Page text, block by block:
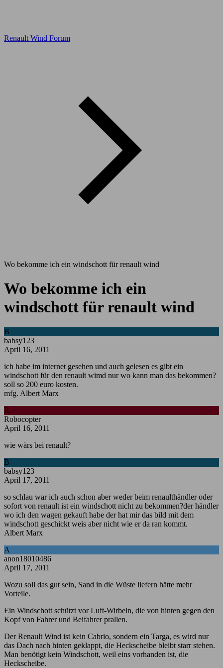
Renault Wind Forum
Wo bekomme ich ein windschott für renault wind
Wo bekomme ich ein
windschott für renault wind
B
babsy123
April 16, 2011
ich habe im internet gesehen und auch gelesen es gibt ein
windschott für den renault wimd nur wo kann man das bekommen?
soll so 200 euro kosten.
mfg. Albert Marx
R
Robocopter
April 16, 2011
wie wärs bei renault?
B
babsy123
April 17, 2011
so schlau war ich auch schon aber weder beim renaulthändler oder
sofort von renault ist ein windschott nicht zu bekommen?der händler
wo ich den wagen gekauft habe der hat mir das bild mit dem
windschott geschickt weis aber nicht wie er da ran kommt.
Albert Marx
A
anon18010486
April 17, 2011
Wozu soll das gut sein, Sand in die Wüste liefern hätte mehr
Vorteile.
Ein Windschott schützt vor Luft-Wirbeln, die von hinten gegen den
Kopf von Fahrer und Beifahrer prallen.
Der Renault Wind ist kein Cabrio, sondern ein Targa, es wird nur
das Dach nach hinten geklappt, die Heckscheibe bleibt starr stehen.
Man benötigt kein Windschott, weil eins vorhanden ist, die
Heckscheibe.